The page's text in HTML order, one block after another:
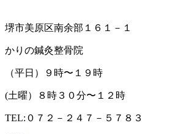
堺市美原区南余部１６１－１
かりの鍼灸整骨院
（平日）９時〜１９時
(土曜）８時３０分〜１２時
TEL:０７２－２４７－５７８３